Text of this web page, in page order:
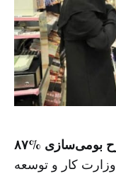
۸۷% از مراکز سعودی ملزم به اجرای طرح بومی‌سازی
وزارت کار و توسعه